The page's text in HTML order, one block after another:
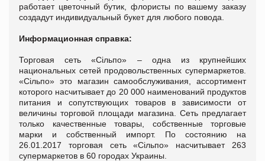
работает цветочный бутик, флористы по вашему заказу
создадут индивидуальный букет для любого повода.
Информационная справка:
Торговая сеть «Сільпо» – одна из крупнейших
национальных сетей продовольственных супермаркетов.
«Сільпо» это магазин самообслуживания, ассортимент
которого насчитывает до 20 000 наименований продуктов
питания и сопутствующих товаров в зависимости от
величины торговой площади магазина. Сеть предлагает
только качественные товары, собственные торговые
марки и собственный импорт. По состоянию на
26.01.2017 торговая сеть «Сільпо» насчитывает 263
супермаркетов в 60 городах Украины.